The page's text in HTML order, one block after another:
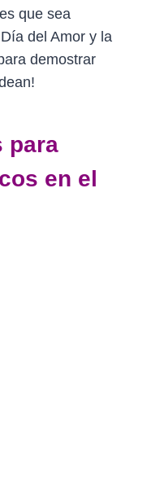
que sea
del Amor y la
demostrar
para
en el